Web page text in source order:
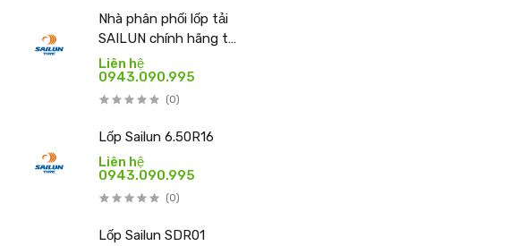
Nhà phân phối lốp tải
SAILUN chính hãng tại
Việt Nam – THIBICAR
Liên hệ
0943.090.995
(0)
Lốp Sailun 6.50R16
Liên hệ
0943.090.995
(0)
Lốp Sailun SDR01